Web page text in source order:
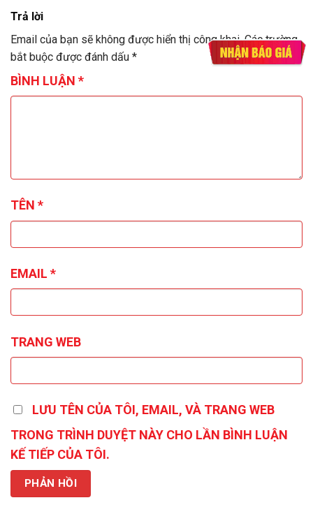
Trả lời
Email của bạn sẽ không được hiển thị công khai. Các trường
bắt buộc được đánh dấu *
BÌNH LUẬN *
TÊN *
EMAIL *
TRANG WEB
LƯU TÊN CỦA TÔI, EMAIL, VÀ TRANG WEB
TRONG TRÌNH DUYỆT NÀY CHO LẦN BÌNH LUẬN
KẾ TIẾP CỦA TÔI.